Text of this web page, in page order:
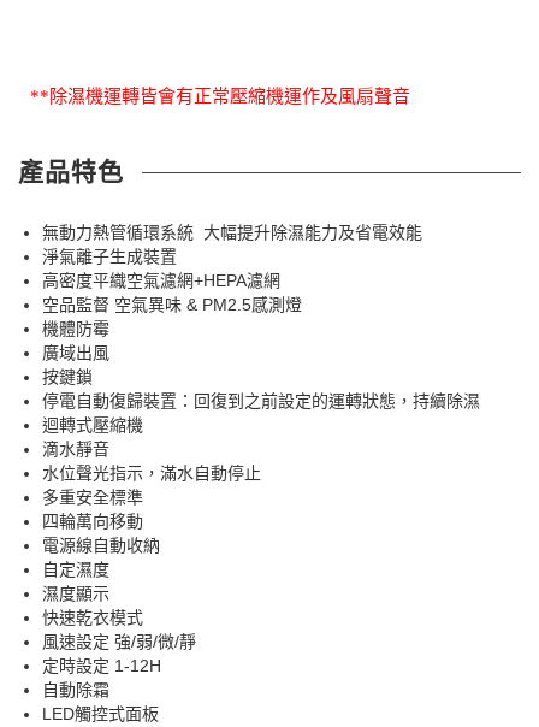
**除濕機運轉皆會有正常壓縮機運作及風扇聲音
產品特色
無動力熱管循環系統 大幅提升除濕能力及省電效能
淨氣離子生成裝置
高密度平織空氣濾網+HEPA濾網
空品監督 空氣異味 & PM2.5感測燈
機體防霉
廣域出風
按鍵鎖
停電自動復歸裝置：回復到之前設定的運轉狀態，持續除濕
迴轉式壓縮機
滴水靜音
水位聲光指示，滿水自動停止
多重安全標準
四輪萬向移動
電源線自動收納
自定濕度
濕度顯示
快速乾衣模式
風速設定 強/弱/微/靜
定時設定 1-12H
自動除霜
LED觸控式面板